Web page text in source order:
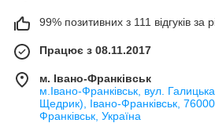
99% позитивних з 111 відгуків за
Працює з 08.11.2017
м. Івано-Франківськ
м.Івано-Франківськ, вул.
Щедрик), Івано-Франківськ,
Франківськ, Україна